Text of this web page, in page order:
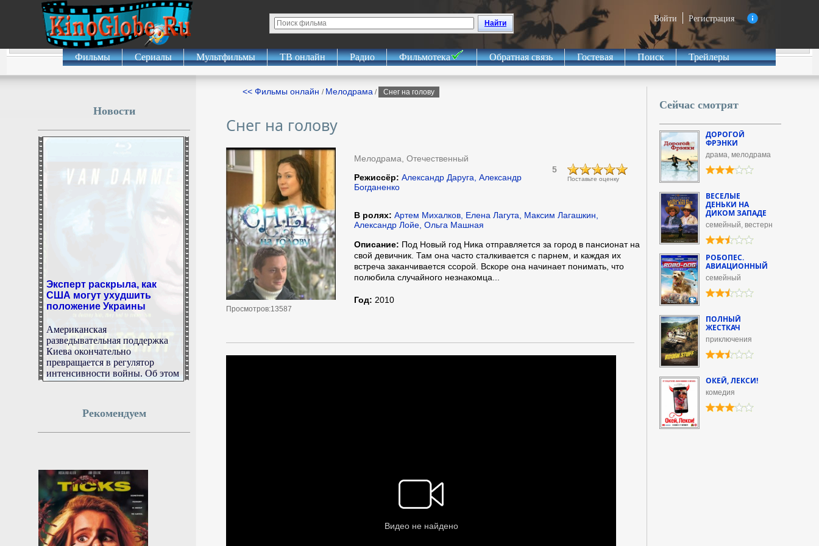
Войти Регистрация
Найти
Фильмы Сериалы Мультфильмы ТВ онлайн Радио Фильмотека Обратная связь Гостевая Поиск Трейлеры
<< Фильмы онлайн / Мелодрама / Снег на голову
Снег на голову
Просмотров:13587
Мелодрама, Отечественный
Поставьте оценку
5
Режиссёр: Александр Даруга, Александр
Богданенко
В ролях: Артем Михалков, Елена Лагута, Максим Лагашкин,
Александр Лойе, Ольга Машная
Описание: Под Новый год Ника отправляется за город в пансионат на
свой девичник. Там она часто сталкивается с парнем, и каждая их
встреча заканчивается ссорой. Вскоре она начинает понимать, что
полюбила случайного незнакомца...
Год: 2010
Новости
Эксперт раскрыла, как
США могут ухудшить
положение Украины
Американская
разведывательная поддержка
Киева окончательно
превращается в регулятор
интенсивности войны. Об этом
пишет директор Института
РУССТРАТ Елена Панина в
своем телеграм-канале.
Тимур Иванов обжаловал
в Верховном суде первый
приговор
Верховный суд РФ назначил на
Рекомендуем
Сейчас смотрят
ДОРОГОЙ
ФРЭНКИ
драма, мелодрама
ВЕСЕЛЫЕ
ДЕНЬКИ НА
ДИКОМ ЗАПАДЕ
семейный, вестерн
РОБОПЕС.
АВИАЦИОННЫЙ
семейный
ПОЛНЫЙ
ЖЕСТКАЧ
приключения
ОКЕЙ, ЛЕКСИ!
комедия